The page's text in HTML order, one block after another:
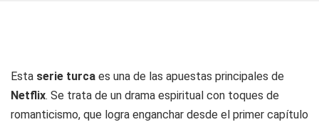
Esta serie turca es una de las apuestas principales de
Netflix. Se trata de un drama espiritual con toques de
romanticismo, que logra enganchar desde el primer capítulo